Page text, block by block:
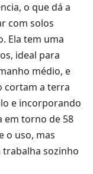
o que dá a
com solos
Ela tem uma
ideal para
médio, e
cortam a terra
e incorporando
em torno de 58
o uso, mas
sozinho